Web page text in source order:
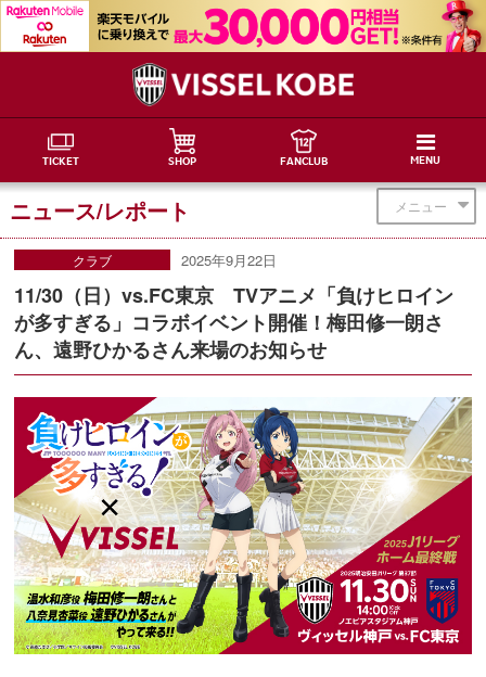
TICKET SHOP FANCLUB MENU
メニュー
ニュース/レポート
クラブ 2025年9月22日
11/30（日）vs.FC東京 TVアニメ「負けヒロイン
が多すぎる」コラボイベント開催！梅田修一朗さ
ん、遠野ひかるさん来場のお知らせ